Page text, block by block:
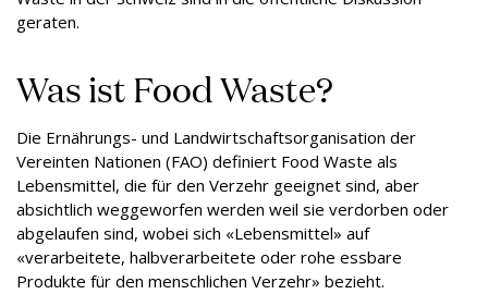
geraten.
Was ist Food Waste?
Die Ernährungs- und Landwirtschaftsorganisation der
Vereinten Nationen (FAO) definiert Food Waste als
Lebensmittel, die für den Verzehr geeignet sind, aber
absichtlich weggeworfen werden weil sie verdorben oder
abgelaufen sind, wobei sich «Lebensmittel» auf
«verarbeitete, halbverarbeitete oder rohe essbare
Produkte für den menschlichen Verzehr» bezieht.